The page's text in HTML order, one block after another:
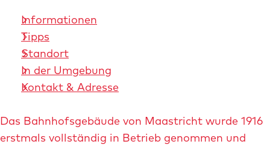
t
e
Informationen
Tipps
Standort
In der Umgebung
Kontakt & Adresse
Das Bahnhofsgebäude von Maastricht wurde 1916
erstmals vollständig in Betrieb genommen und